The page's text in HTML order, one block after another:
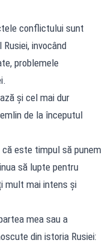
conflictului sunt
invocând
problemele
și cel mai dur
de la începutul
că este timpul să punem
să lupte pentru
mult mai intens și
mea sau a
din istoria Rusiei: